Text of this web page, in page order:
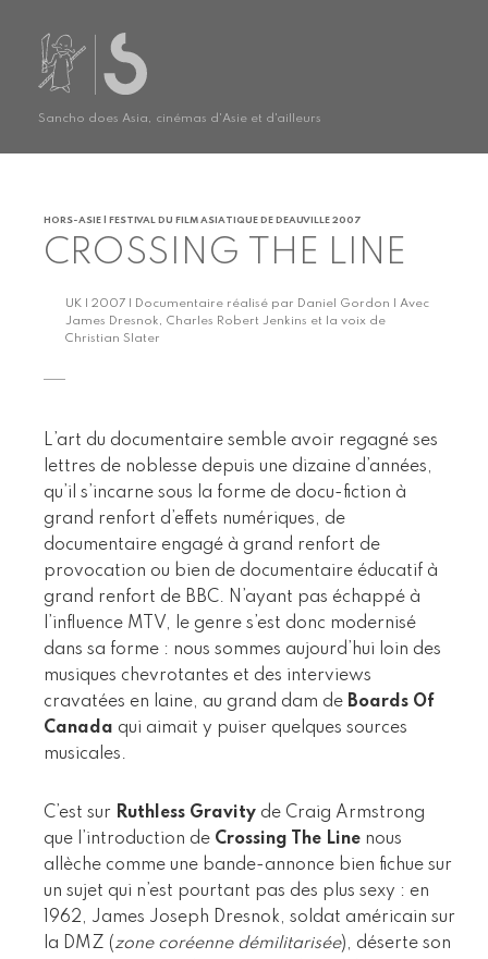
Sancho does Asia, cinémas d'Asie et d'ailleurs
HORS-ASIE | FESTIVAL DU FILM ASIATIQUE DE DEAUVILLE 2007
CROSSING THE LINE
UK | 2007 | Documentaire réalisé par Daniel Gordon | Avec
James Dresnok, Charles Robert Jenkins et la voix de
Christian Slater
L’art du documentaire semble avoir regagné ses
lettres de noblesse depuis une dizaine d’années,
qu’il s’incarne sous la forme de docu-fiction à
grand renfort d’effets numériques, de
documentaire engagé à grand renfort de
provocation ou bien de documentaire éducatif à
grand renfort de BBC. N’ayant pas échappé à
l’influence MTV, le genre s’est donc modernisé
dans sa forme : nous sommes aujourd’hui loin des
musiques chevrotantes et des interviews
cravatées en laine, au grand dam de Boards Of
Canada qui aimait y puiser quelques sources
musicales.
C’est sur Ruthless Gravity de Craig Armstrong
que l’introduction de Crossing The Line nous
allèche comme une bande-annonce bien fichue sur
un sujet qui n’est pourtant pas des plus sexy : en
1962, James Joseph Dresnok, soldat américain sur
la DMZ (zone coréenne démilitarisée), déserte son